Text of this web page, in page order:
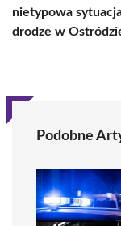
nietypowa
drodze w
Podobne